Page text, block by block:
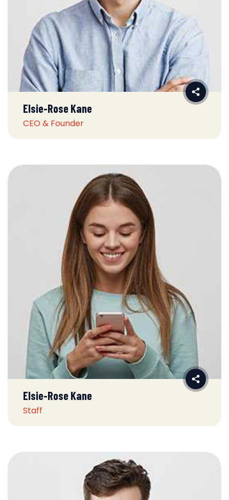
Elsie-Rose Kane
CEO & Founder
Elsie-Rose Kane
Staff